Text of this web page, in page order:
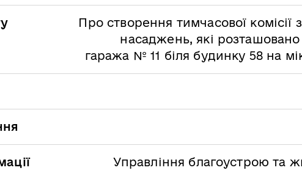
Про створення тимчасової
насаджень, які розташовано
гаража № 11 біля будинку 58 на
Управління благоустрою та